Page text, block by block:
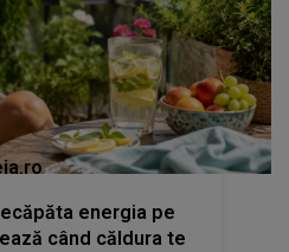
energia pe
când căldura te